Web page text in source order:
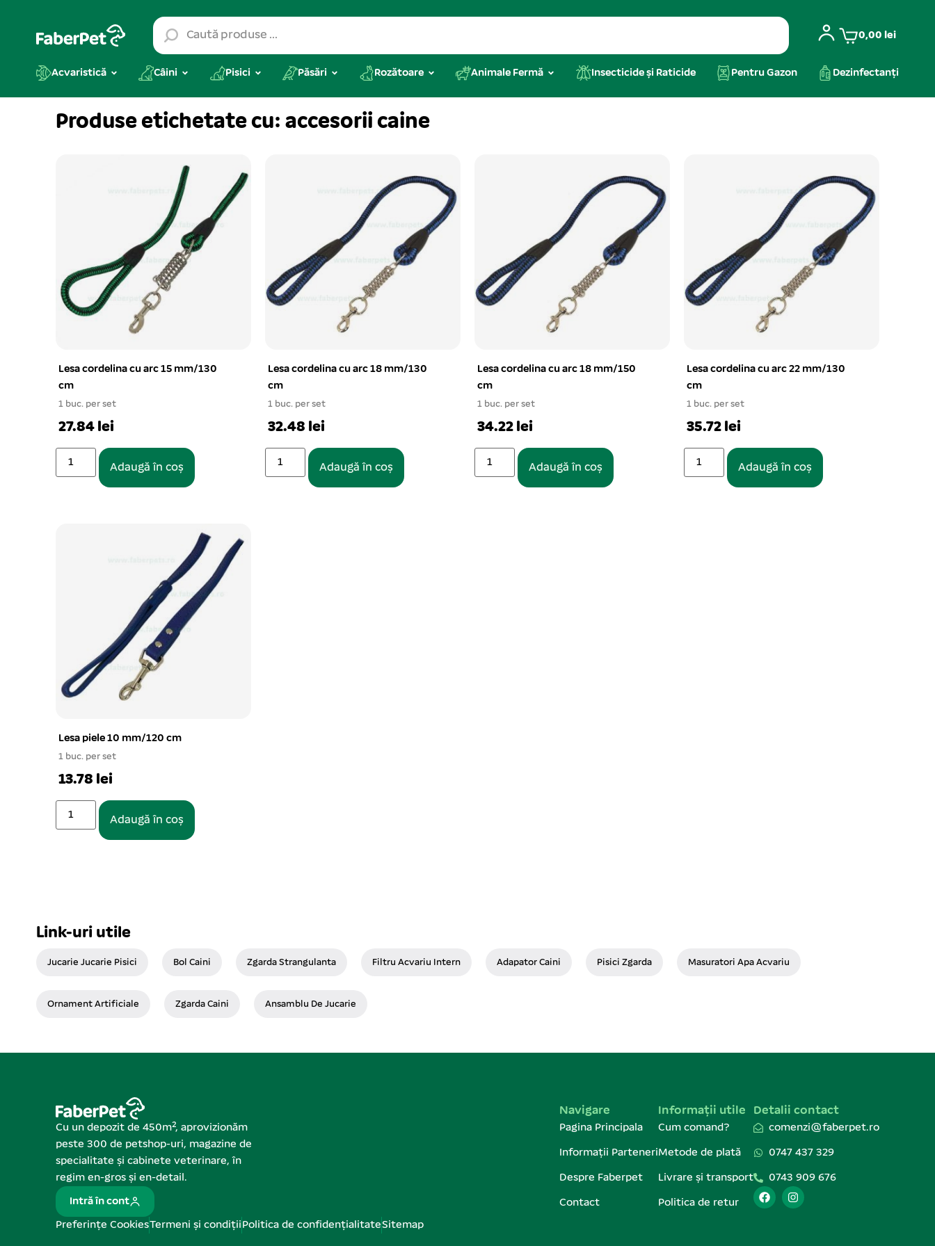
0,00 lei
Acvaristică Câini Pisici Păsări Rozătoare Animale Fermă Insecticide și Raticide Pentru Gazon Dezinfectanți
Produse etichetate cu: accesorii caine
Lesa cordelina cu arc 15 mm/130
cm
1 buc. per set
27.84 lei
Adaugă în coș
Lesa cordelina cu arc 18 mm/130
cm
1 buc. per set
32.48 lei
Adaugă în coș
Lesa cordelina cu arc 18 mm/150
cm
1 buc. per set
34.22 lei
Adaugă în coș
Lesa cordelina cu arc 22 mm/130
cm
1 buc. per set
35.72 lei
Adaugă în coș
Lesa piele 10 mm/120 cm
1 buc. per set
13.78 lei
Adaugă în coș
Link-uri utile
Jucarie Jucarie Pisici Bol Caini Zgarda Strangulanta Filtru Acvariu Intern Adapator Caini Pisici Zgarda Masuratori Apa Acvariu
Ornament Artificiale Zgarda Caini Ansamblu De Jucarie
Cu un depozit de 450m², aprovizionăm
peste 300 de petshop-uri, magazine de
specialitate și cabinete veterinare, în
regim en-gros și en-detail.
Intră în cont
Navigare
Pagina Principala
Informații Parteneri
Despre Faberpet
Contact
Informații utile
Cum comand?
Metode de plată
Livrare și transport
Politica de retur
Detalii contact
comenzi@faberpet.ro
0747 437 329
0743 909 676
Preferințe CookiesTermeni și condițiiPolitica de confidențialitateSitemap